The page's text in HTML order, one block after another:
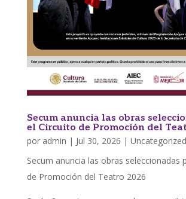
Secum anuncia las obras
el Circuito de Promoción del
por admin | Jul 30, 2026 | Uncategorized
Secum anuncia las obras seleccionadas
de Promoción del Teatro 2026